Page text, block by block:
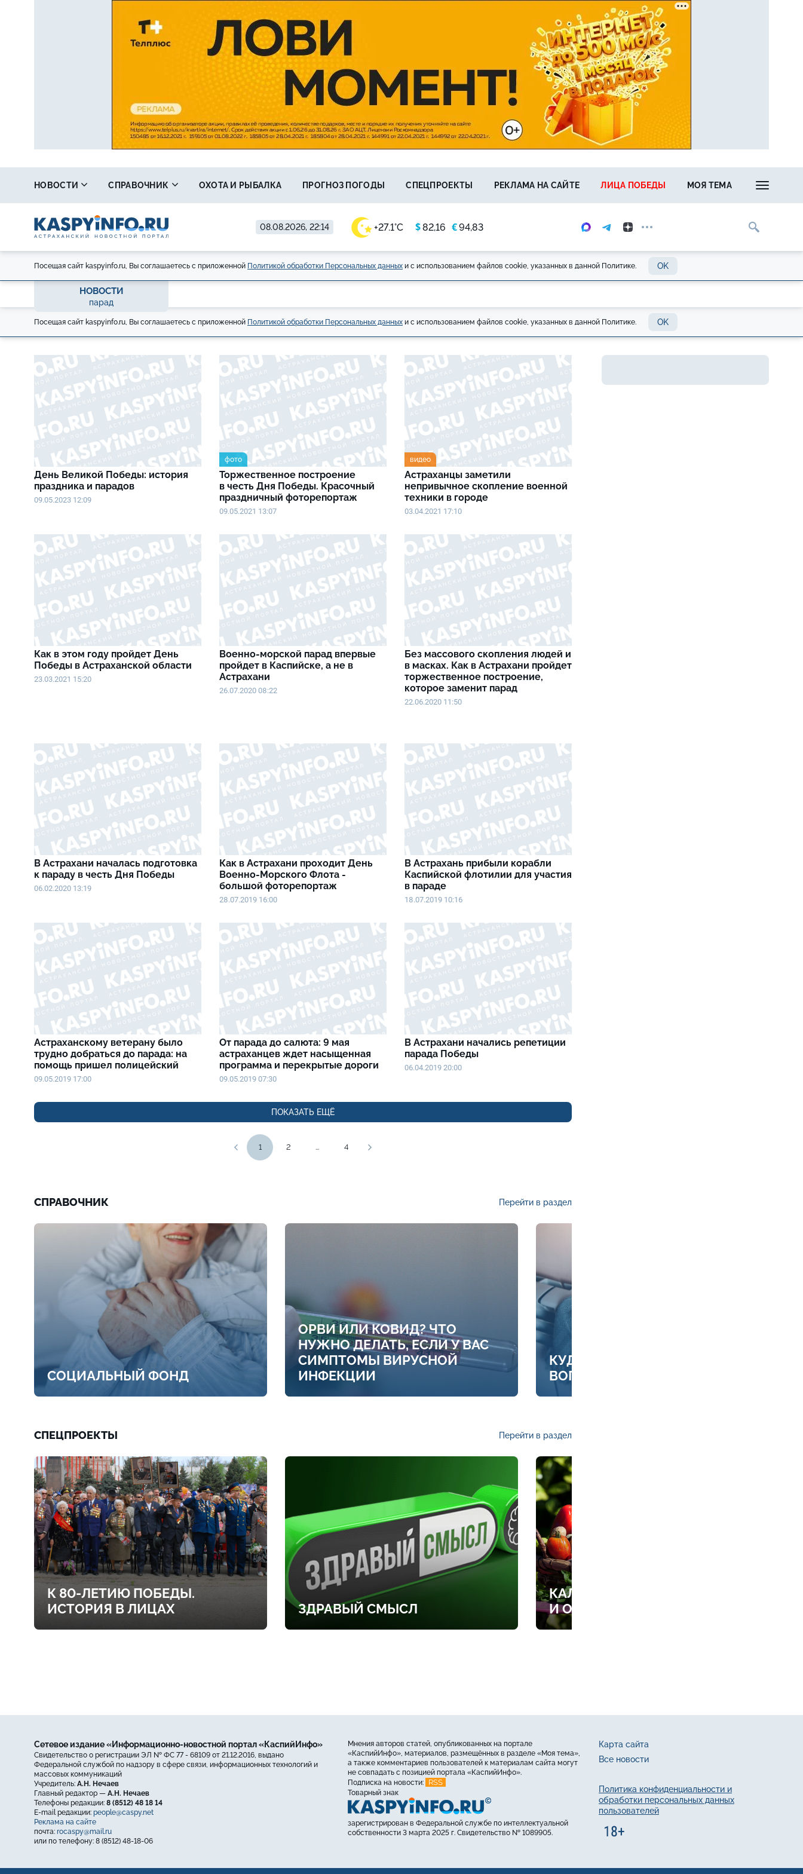
08.08.2026, 22:14 +27.1°C $82,16 €94,83
НОВОСТИ СПРАВОЧНИК ОХОТА И РЫБАЛКА ПРОГНОЗ ПОГОДЫ СПЕЦПРОЕКТЫ РЕКЛАМА НА САЙТЕ ЛИЦА ПОБЕДЫ МОЯ ТЕМА
Посещая сайт kaspyinfo.ru, Вы соглашаетесь с приложенной Политикой обработки Персональных данных и с использованием файлов cookie, указанных в данной Политике. OK
НОВОСТИ
парад
Посещая сайт kaspyinfo.ru, Вы соглашаетесь с приложенной Политикой обработки Персональных данных и с использованием файлов cookie, указанных в данной Политике. OK
День Великой Победы: история
праздника и парадов
09.05.2023 12:09
фото
Торжественное построение
в честь Дня Победы. Красочный
праздничный фоторепортаж
09.05.2021 13:07
видео
Астраханцы заметили
непривычное скопление военной
техники в городе
03.04.2021 17:10
Как в этом году пройдет День
Победы в Астраханской области
23.03.2021 15:20
Военно-морской парад впервые
пройдет в Каспийске, а не в
Астрахани
26.07.2020 08:22
Без массового скопления людей и
в масках. Как в Астрахани пройдет
торжественное построение,
которое заменит парад
22.06.2020 11:50
В Астрахани началась подготовка
к параду в честь Дня Победы
06.02.2020 13:19
Как в Астрахани проходит День
Военно-Морского Флота -
большой фоторепортаж
28.07.2019 16:00
В Астрахань прибыли корабли
Каспийской флотилии для участия
в параде
18.07.2019 10:16
Астраханскому ветерану было
трудно добраться до парада: на
помощь пришел полицейский
09.05.2019 17:00
От парада до салюта: 9 мая
астраханцев ждет насыщенная
программа и перекрытые дороги
09.05.2019 07:30
В Астрахани начались репетиции
парада Победы
06.04.2019 20:00
ПОКАЗАТЬ ЕЩЁ
1 2 ... 4
СПРАВОЧНИК Перейти в раздел
СОЦИАЛЬНЫЙ ФОНД
ОРВИ ИЛИ КОВИД? ЧТО
НУЖНО ДЕЛАТЬ, ЕСЛИ У ВАС
СИМПТОМЫ ВИРУСНОЙ
ИНФЕКЦИИ
КУДА ЗВОНИТЬ, ЕСЛИ ЕСТЬ
ВОПРОСЫ ПО ОТОПЛЕНИЮ
СПЕЦПРОЕКТЫ Перейти в раздел
К 80-ЛЕТИЮ ПОБЕДЫ.
ИСТОРИЯ В ЛИЦАХ
ЗДРАВЫЙ СМЫСЛ
КАЛЕНДАРЬ РАБОТ В САДУ
И ОГОРОДЕ
Сетевое издание «Информационно-новостной портал «КаспийИнфо»
Свидетельство о регистрации ЭЛ № ФС 77 - 68109 от 21.12.2016, выдано
Федеральной службой по надзору в сфере связи, информационных технологий и
массовых коммуникаций
Учредитель: А.Н. Нечаев
Главный редактор — А.Н. Нечаев
Телефоны редакции: 8 (8512) 48 18 14
E-mail редакции: people@caspy.net
Реклама на сайте
почта: rocaspy@mail.ru
или по телефону: 8 (8512) 48-18-06
Мнения авторов статей, опубликованных на портале
«КаспийИнфо», материалов, размещённых в разделе «Моя тема»,
а также комментариев пользователей к материалам сайта могут
не совпадать с позицией портала «КаспийИнфо».
Подписка на новости:
RSS
Товарный знак
зарегистрирован в Федеральной службе по интеллектуальной
собственности 3 марта 2025 г. Свидетельство № 1089905.
Карта сайта
Все новости
Политика конфиденциальности и
обработки персональных данных
пользователей